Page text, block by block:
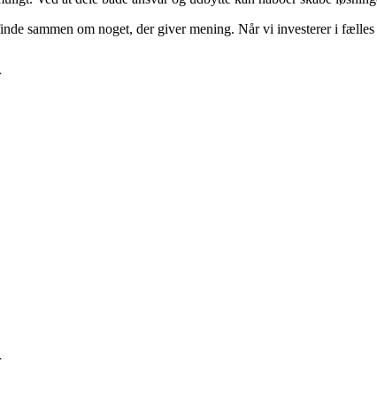
sammen om noget, der giver mening. Når vi investerer i